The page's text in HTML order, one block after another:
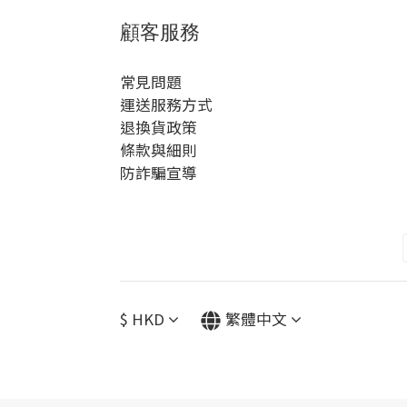
顧客服務
常見問題
運送服務方式
退換貨政策
條款與細則
防詐騙宣導
$ HKD 繁體中文